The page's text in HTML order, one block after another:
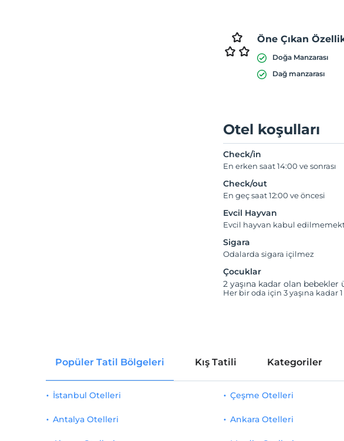
Öne Çıkan
Doğa Manzarası
Dağ manzarası
Otel koşulları
Check/in
En erken saat 14:00 ve sonrası
Check/out
En geç saat 12:00 ve öncesi
Evcil Hayvan
Evcil hayvan kabul
Sigara
Odalarda sigara içilmez
Çocuklar
2 yaşına kadar olan bebekler
Her bir oda için 3 yaşına kadar
Popüler Tatil Bölgeleri Kış Tatili Kategoriler
İstanbul Otelleri
Antalya Otelleri
Çeşme Otelleri
Ankara Otelleri